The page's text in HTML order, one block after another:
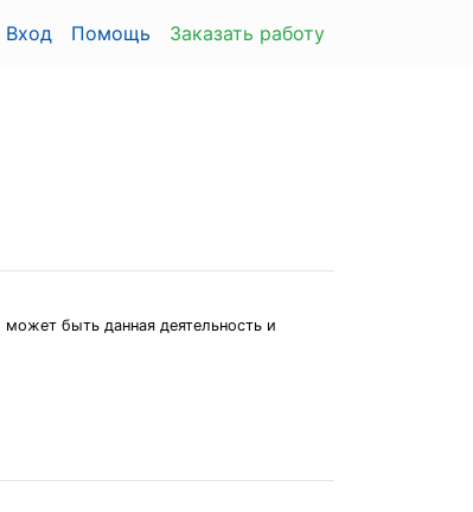
Вход Помощь Заказать работу
быть данная деятельность и